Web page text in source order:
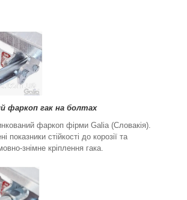
фаркоп гак на болтах
фаркоп фірми Galia (Словакія).
показники стійкості до корозії та
знімне кріплення гака.